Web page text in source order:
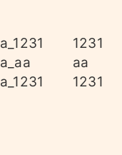
a_1231
a_aa
a_1231
1231
aa
1231